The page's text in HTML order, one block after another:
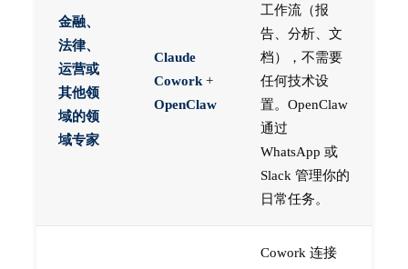
金融、
法律、
运营或
其他领
域的领
域专家
Claude
Cowork +
OpenClaw
工作流（报
告、分析、文
档），不需要
任何技术设
置。OpenClaw
通过
WhatsApp 或
Slack 管理你的
日常任务。
Cowork 连接